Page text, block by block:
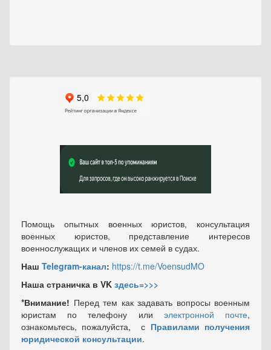
Помощь опытных военных юристов, консультация
военных юристов, представление интересов
военнослужащих и членов их семей в судах.
Наш Telegram-канал: https://t.me/VoensudMO
Наша страничка в VK здесь=>>>
*Внимание! Перед тем как задавать вопросы военным
юристам по телефону или электронной почте,
ознакомьтесь, пожалуйста, с Правилами получения
юридической консультации.